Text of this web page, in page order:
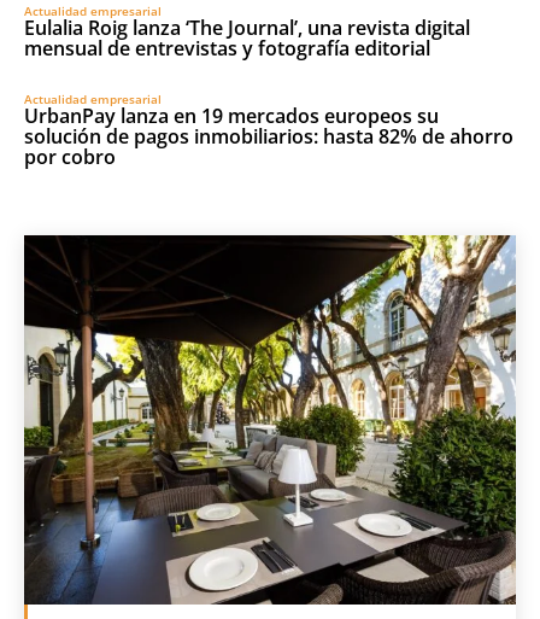
Actualidad empresarial
Eulalia Roig lanza ‘The Journal’, una revista digital
mensual de entrevistas y fotografía editorial
Actualidad empresarial
UrbanPay lanza en 19 mercados europeos su
solución de pagos inmobiliarios: hasta 82% de ahorro
por cobro